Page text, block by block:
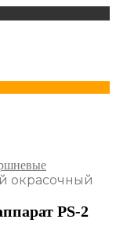
окрасочный
PS-2